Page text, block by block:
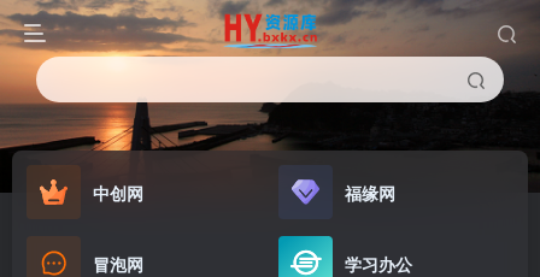
中创网 福缘网
冒泡网 学习办公